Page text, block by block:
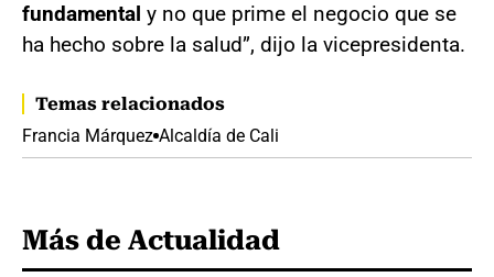
fundamental y no que prime el negocio que se
ha hecho sobre la salud”, dijo la vicepresidenta.
Temas relacionados
Francia Márquez Alcaldía de Cali
Más de Actualidad